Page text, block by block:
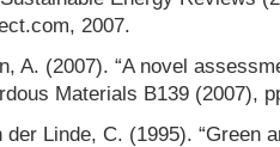
2007.
A. (2007). “A novel
Materials B139 (2007),
der Linde, C. (1995). “Green